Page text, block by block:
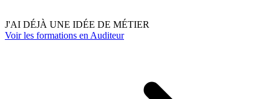
J'AI DÉJÀ UNE IDÉE DE MÉTIER
Voir les formations en Auditeur